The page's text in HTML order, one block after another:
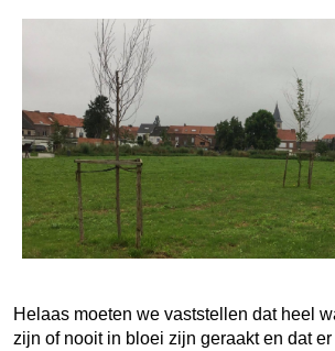
Helaas moeten we vaststellen dat heel
zijn of nooit in bloei zijn geraakt en dat er